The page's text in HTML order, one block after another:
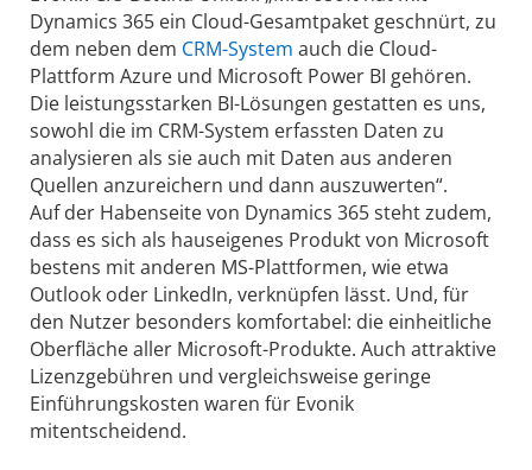
Dynamics 365 ein Cloud-Gesamtpaket geschnürt, zu
dem neben dem CRM-System auch die Cloud-
Plattform Azure und Microsoft Power BI gehören.
Die leistungsstarken BI-Lösungen gestatten es uns,
sowohl die im CRM-System erfassten Daten zu
analysieren als sie auch mit Daten aus anderen
Quellen anzureichern und dann auszuwerten“.
Auf der Habenseite von Dynamics 365 steht zudem,
dass es sich als hauseigenes Produkt von Microsoft
bestens mit anderen MS-Plattformen, wie etwa
Outlook oder Linked­In, verknüpfen lässt. Und, für
den Nutzer besonders komfortabel: die einheitliche
Oberfläche aller Microsoft-Produkte. Auch attraktive
Lizenzgebühren und vergleichsweise geringe
Einführungskosten waren für Evonik
mitentscheidend.